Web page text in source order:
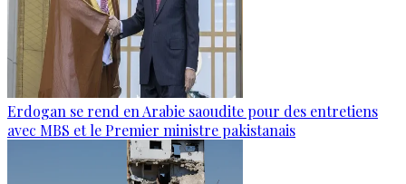
Erdogan se rend en Arabie saoudite pour des entretiens
avec MBS et le Premier ministre pakistanais